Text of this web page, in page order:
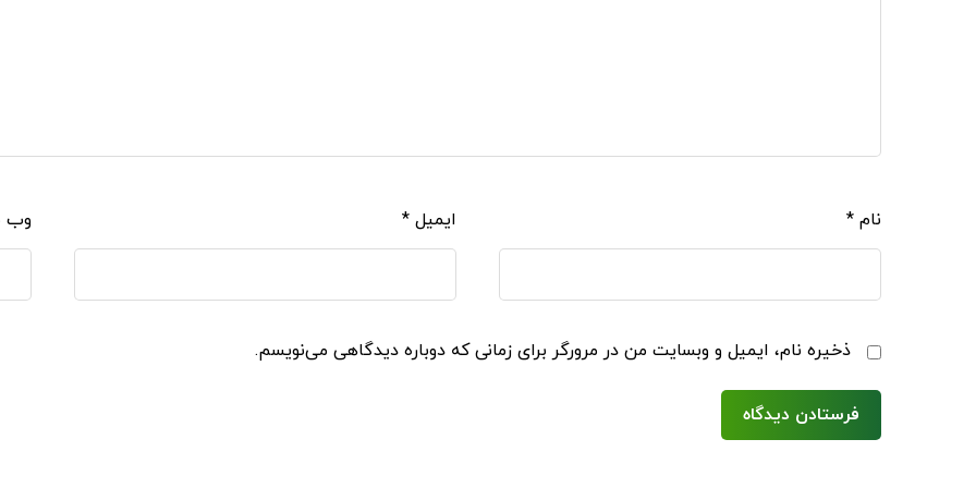
نام * ایمیل * وب‌
ذخیره نام، ایمیل و وبسایت من در مرورگر برای زمانی که دوباره دیدگاهی می‌نویسم.